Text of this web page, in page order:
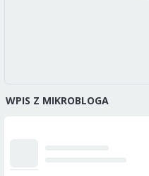
WPIS Z MIKROBLOGA